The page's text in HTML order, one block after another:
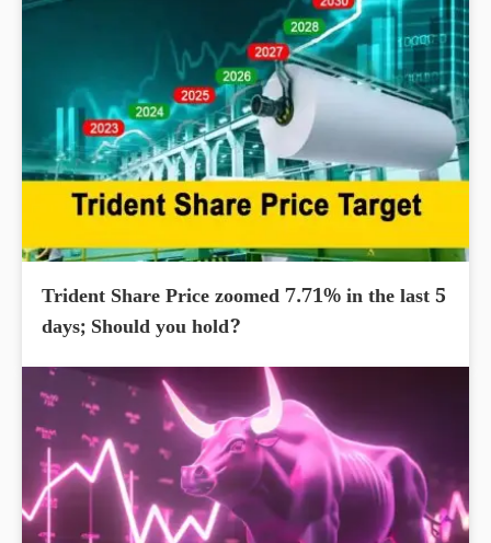
Trident Share Price zoomed 7.71% in the last 5
days; Should you hold?